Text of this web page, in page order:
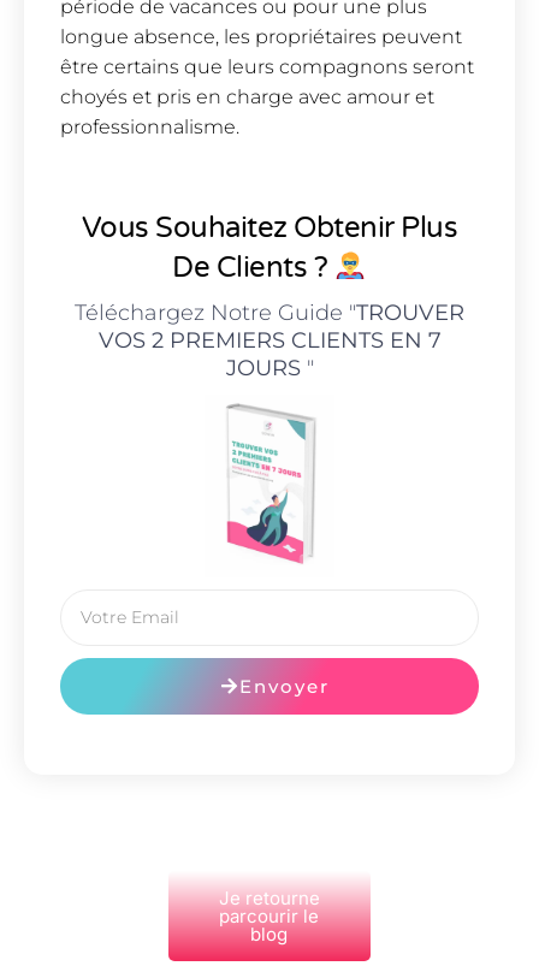
période de vacances ou pour une plus
longue absence, les propriétaires peuvent
être certains que leurs compagnons seront
choyés et pris en charge avec amour et
professionnalisme.
Vous Souhaitez Obtenir Plus
De Clients ?
Téléchargez Notre Guide "TROUVER
VOS 2 PREMIERS CLIENTS EN 7
JOURS"
Envoyer
Je retourne
parcourir le
blog